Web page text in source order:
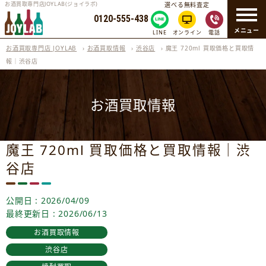
メニュー
お酒買取専門店JOYLAB(ジョイラボ)
0120-555-438
選べる無料査定
LINE オンライン 電話
お酒買取専門店 JOYLAB › お酒買取情報 › 渋谷店 › 魔王 720ml 買取価格と買取情
報｜渋谷店
お酒買取情報
魔王 720ml 買取価格と買取情報｜渋
谷店
公開日 : 2026/04/09
最終更新日 : 2026/06/13
お酒買取情報
渋谷店